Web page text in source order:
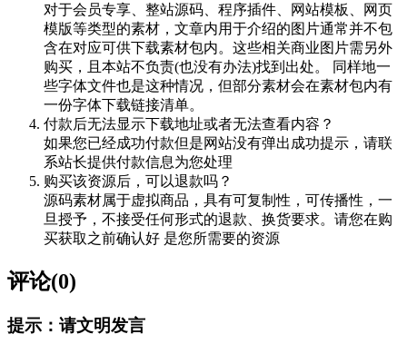
对于会员专享、整站源码、程序插件、网站模板、网页
模版等类型的素材，文章内用于介绍的图片通常并不包
含在对应可供下载素材包内。这些相关商业图片需另外
购买，且本站不负责(也没有办法)找到出处。 同样地一
些字体文件也是这种情况，但部分素材会在素材包内有
一份字体下载链接清单。
付款后无法显示下载地址或者无法查看内容？
如果您已经成功付款但是网站没有弹出成功提示，请联
系站长提供付款信息为您处理
购买该资源后，可以退款吗？
源码素材属于虚拟商品，具有可复制性，可传播性，一
旦授予，不接受任何形式的退款、换货要求。请您在购
买获取之前确认好 是您所需要的资源
评论(0)
提示：请文明发言